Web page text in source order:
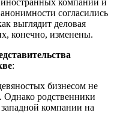
согласились
выглядит деловая
конечно, изменены.
:
бизнесом не
Однако родственники
компании на